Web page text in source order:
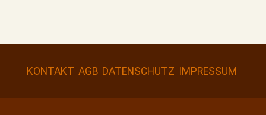
KONTAKT AGB DATENSCHUTZ IMPRESSUM